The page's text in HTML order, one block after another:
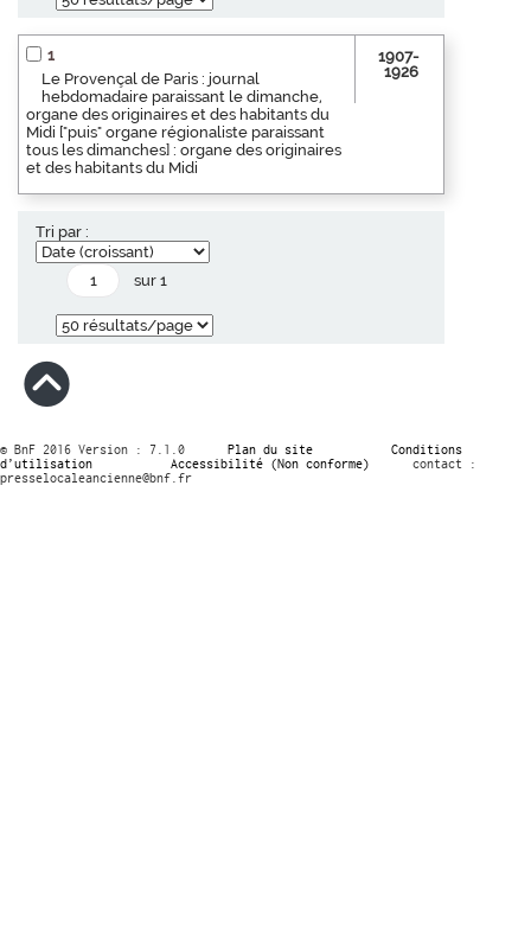
1
Le Provençal de Paris : journal
hebdomadaire paraissant le dimanche,
organe des originaires et des habitants du
Midi ["puis" organe régionaliste paraissant
tous les dimanches] : organe des originaires
et des habitants du Midi
1907-
1926
Tri par :
sur 1
© BnF 2016 Version : 7.1.0 Plan du site
Conditions
d’utilisation
Accessibilité (Non conforme)
contact :
presselocaleancienne@bnf.fr